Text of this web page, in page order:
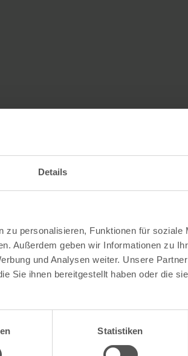
Details
zu personalisieren, Funktionen für soziale
Außerdem geben wir Informationen zu
und Analysen weiter. Unsere
Sie ihnen bereitgestellt haben oder die
Statistiken